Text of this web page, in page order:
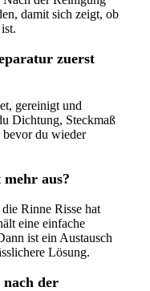
damit sich zeigt, ob
zuerst
gereinigt und
Dichtung, Steckmaß
du wieder
aus?
Rinne Risse hat
eine einfache
ist ein Austausch
Lösung.
nach der